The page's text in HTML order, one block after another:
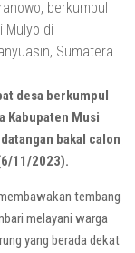
desa berkumpul
Kabupaten Musi
bakal calon
11/2023).
tembang
melayani warga
yang berada dekat